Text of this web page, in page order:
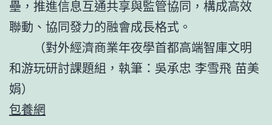
壘，推進信息互通共享與監管協同，構成高效
聯動、協同發力的融會成長格式。
（對外經濟商業年夜學首都高端智庫文明
和游玩研討課題組， 執筆：吳承忠 李雪飛 苗美
娟）
包養網